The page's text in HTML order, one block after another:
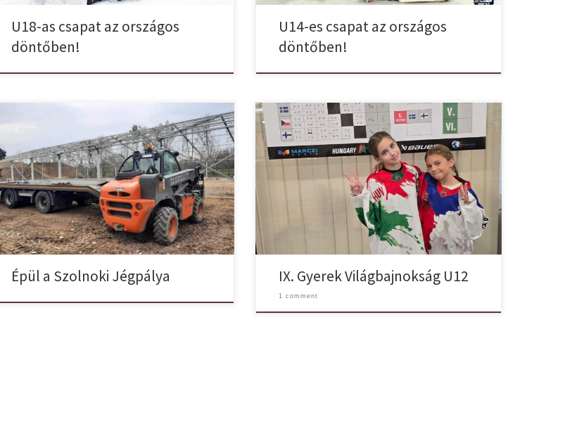
U18-as csapat az országos
döntőben!
U14-es csapat az országos
döntőben!
Örömhírrel jövünk, hamarosan megnyitja kapuit a
Szolnok Orcas Hockey Egyesület Szolnoki Jégpálya.
Teljes gőzerővel folyik a munka, szülői támogatással,
egyesületi összefogással, és TAO támogatás
segítségével. A téli szünettől kezdődően minden
korcsolyázni vágyó róhatja a köröket a jégarénában
egészen áprilisig.
Sok feladat vár még az
egyesületre és az összetartó sportolóinkra, […]
Épül a Szolnoki Jégpálya
Idén sincs Szolnok Orcas nélkül a Gyerek
Világbajnokság! Két Orca: Kucser Jázmin és Tóth Lia is
képviselte az egyesületet, akik egészen a döntőig
meneteltek! A döntőben ellentétes oldalon
küzdöttek, így a lányok arany és az ezüst éremmel
tértek haza. Hajrá Orcas! Gratulálunk Lányok!
IX. Gyerek Világbajnokság U12
1 comment